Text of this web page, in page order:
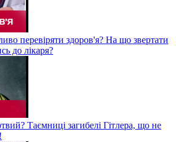
перевіряти здоров'я? На що звертати
до лікаря?
Таємниці загибелі Гітлера, що не